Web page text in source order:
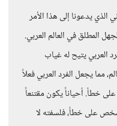
الذي يدعونا إلى هذا الأمر
المطلق في العالم العربي.
العربي يتيح له غياب
مما يجعل الفرد العربي فعلاً
خطأ. أحياناً يكون مقتنعاً
على خطأ، فلسفته لا